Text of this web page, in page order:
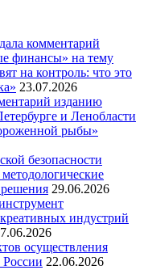
комментарий
финансы» на тему
на контроль: что это
23.07.2026
изданию
и Ленобласти
рыбы»
безопасности
29.06.2026
индустрий
осуществления
22.06.2026